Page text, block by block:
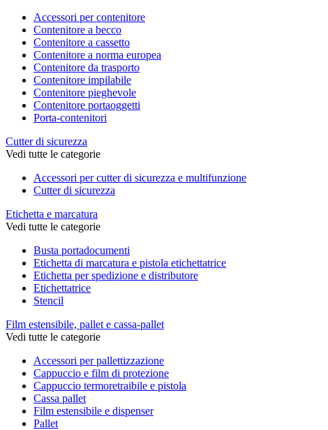
Accessori per contenitore
Contenitore a becco
Contenitore a cassetto
Contenitore a norma europea
Contenitore da trasporto
Contenitore impilabile
Contenitore pieghevole
Contenitore portaoggetti
Porta-contenitori
Cutter di sicurezza
Vedi tutte le categorie
Accessori per cutter di sicurezza e multifunzione
Cutter di sicurezza
Etichetta e marcatura
Vedi tutte le categorie
Busta portadocumenti
Etichetta di marcatura e pistola etichettatrice
Etichetta per spedizione e distributore
Etichettatrice
Stencil
Film estensibile, pallet e cassa-pallet
Vedi tutte le categorie
Accessori per pallettizzazione
Cappuccio e film di protezione
Cappuccio termoretraibile e pistola
Cassa pallet
Film estensibile e dispenser
Pallet